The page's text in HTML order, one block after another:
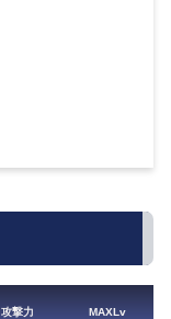
攻撃力 MAXLv